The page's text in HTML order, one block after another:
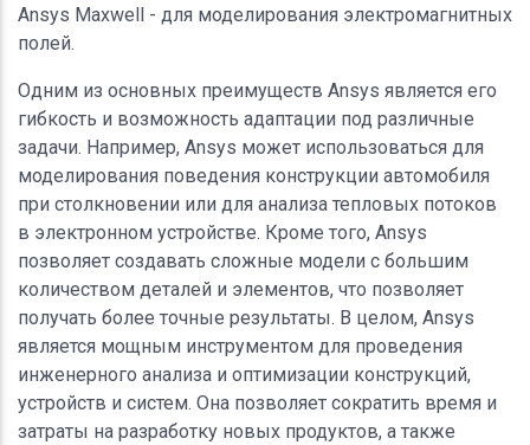
Ansys Maxwell - для моделирования электромагнитных
полей.
Одним из основных преимуществ Ansys является его
гибкость и возможность адаптации под различные
задачи. Например, Ansys может использоваться для
моделирования поведения конструкции автомобиля
при столкновении или для анализа тепловых потоков
в электронном устройстве. Кроме того, Ansys
позволяет создавать сложные модели с большим
количеством деталей и элементов, что позволяет
получать более точные результаты. В целом, Ansys
является мощным инструментом для проведения
инженерного анализа и оптимизации конструкций,
устройств и систем. Она позволяет сократить время и
затраты на разработку новых продуктов, а также